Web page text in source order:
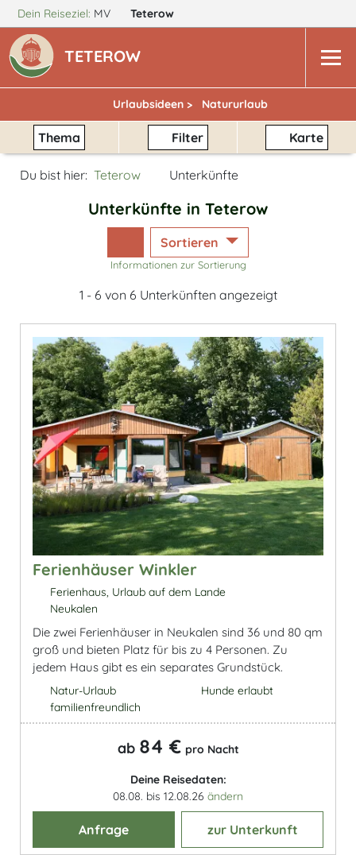
Dein Reiseziel: MV Teterow
TETEROW
Urlaubsideen > Natururlaub
Thema Filter Karte
Du bist hier: Teterow Unterkünfte
Unterkünfte in Teterow
Sortieren
Informationen zur Sortierung
1 - 6 von 6 Unterkünften angezeigt
Ferienhäuser Winkler
Ferienhaus, Urlaub auf dem Lande
Neukalen
Die zwei Ferienhäuser in Neukalen sind 36 und 80 qm
groß und bieten Platz für bis zu 4 Personen. Zu
jedem Haus gibt es ein separates Grundstück.
Natur-Urlaub
familienfreundlich
Hunde erlaubt
ab 84 € pro Nacht
Deine Reisedaten:
08.08. bis 12.08.26 ändern
Anfrage zur Unterkunft